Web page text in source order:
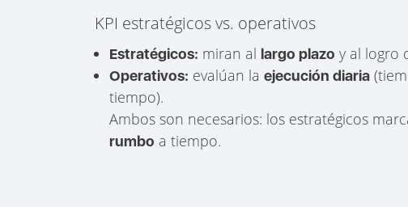
KPI estratégicos vs. operativos
Estratégicos: miran al largo plazo y al logro
Operativos: evalúan laejecución diaria
tiempo).
Ambos son necesarios: los estratégicos
rumbo a tiempo.